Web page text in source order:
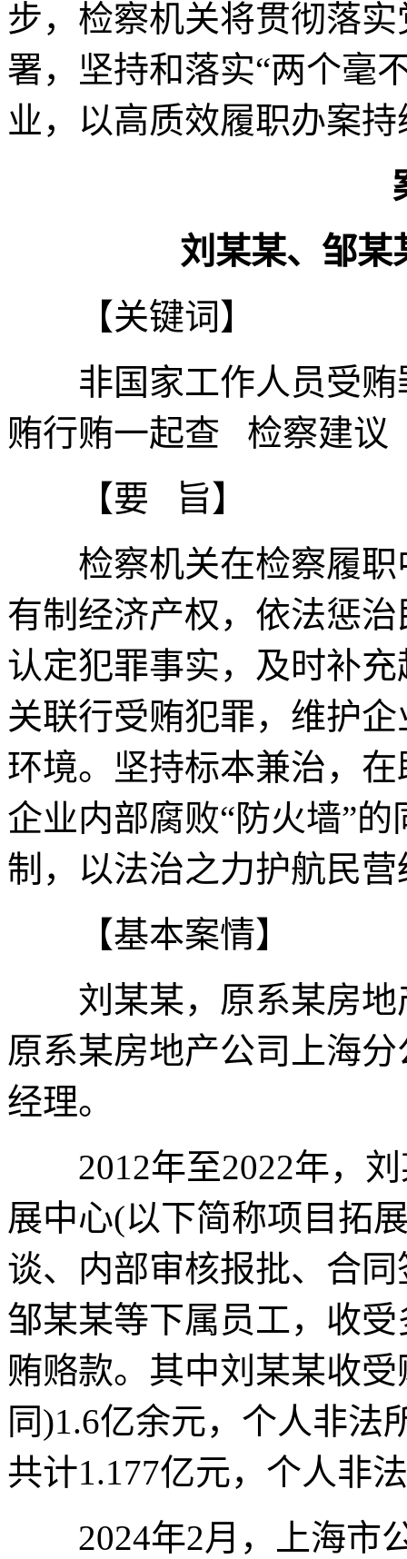
步，检察机关将贯彻落
署，坚持和落实“两个毫
业，以高质效履职办案
刘某某、邹某
【关键词】
非国家工作人员受贿
贿行贿一起查 检察建议
【要 旨】
检察机关在检察履职
有制经济产权，依法惩
认定犯罪事实，及时补
关联行受贿犯罪，维护
环境。坚持标本兼治，
企业内部腐败“防火墙”
制，以法治之力护航民
【基本案情】
刘某某，原系某房地
原系某房地产公司上海
经理。
2012年至2022年，刘
展中心(以下简称项目拓
谈、内部审核报批、合
邹某某等下属员工，收
贿赂款。其中刘某某收
同)1.6亿余元，个人非法
共计1.177亿元，个人非
2024年2月，上海市